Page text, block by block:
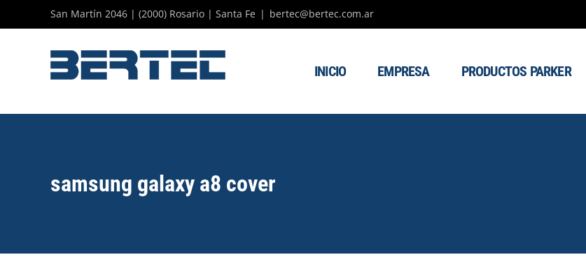
to
San Martín 2046 | (2000) Rosario | Santa Fe | bertec@bertec.com.ar
INICIO EMPRESA PRODUCTOS PARKER
samsung galaxy a8 cover